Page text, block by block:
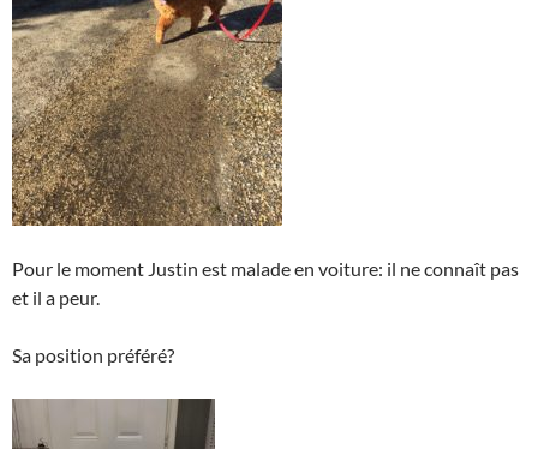
Pour le moment Justin est malade en voiture: il ne connaît pas
et il a peur.
Sa position préféré?